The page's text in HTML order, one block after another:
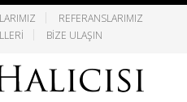
REFERANSLARIMIZ
BIZE ULAŞIN